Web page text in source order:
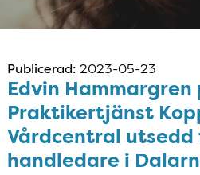
Publicerad: 2023-05-23
Edvin Hammargren
Praktikertjänst
Vårdcentral utsedd
handledare i